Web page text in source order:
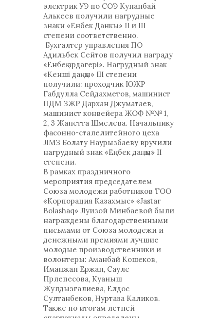
электрик УЭ по СОЭ Кунанбай
Алькеев получили нагрудные
знаки «Енбек Данкы» II и III
степени соответственно.
Бухгалтер управления ПО
Адильбек Сейтов получил награду
«Енбеқ ардагері». Нагрудный знак
«Кенші даңқы» III степени
получили: проходчик ЮЖР
Габдулла Сейдахметов, машинист
ПДМ ЗЖР Дархан Джуматаев,
машинист конвейера ЖОФ №№ 1,
2, 3 Жанетта Шмелева. Начальнику
фасонно-сталелитейного цеха
ЛМЗ Болату Наурызбаеву вручили
нагрудный знак «Еңбек даңқы» II
степени.
В рамках праздничного
мероприятия председателем
Союза молодежи работников ТОО
«Корпорация Казахмыс» «Jastar
Bolashaq» Луизой Минбаевой были
награждены благодарственными
письмами от Союза молодежи и
денежными премиями лучшие
молодые производственники и
волонтеры: Аманбай Кошеков,
Иманжан Ержан, Сауле
Прлепесова, Куаныш
Жулдызгалиева, Елдос
Султанбеков, Нуртаза Каликов.
Также по итогам летней